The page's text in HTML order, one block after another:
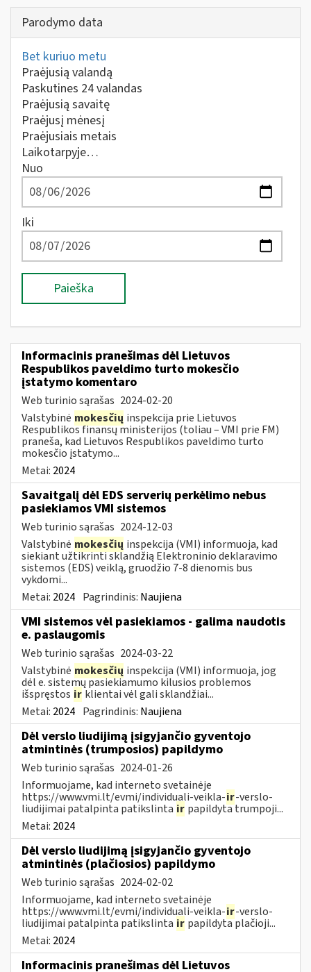
Parodymo data
Bet kuriuo metu
Praėjusią valandą
Paskutines 24 valandas
Praėjusią savaitę
Praėjusį mėnesį
Praėjusiais metais
Laikotarpyje…
Nuo
Iki
Paieška
Informacinis pranešimas dėl Lietuvos
Respublikos paveldimo turto mokesčio
įstatymo komentaro
Web turinio sąrašas 2024-02-20
Valstybinė mokesčių inspekcija prie Lietuvos
Respublikos finansų ministerijos (toliau – VMI prie FM)
praneša, kad Lietuvos Respublikos paveldimo turto
mokesčio įstatymo...
Metai: 2024
Savaitgalį dėl EDS serverių perkėlimo nebus
pasiekiamos VMI sistemos
Web turinio sąrašas 2024-12-03
Valstybinė mokesčių inspekcija (VMI) informuoja, kad
siekiant užtikrinti sklandžią Elektroninio deklaravimo
sistemos (EDS) veiklą, gruodžio 7-8 dienomis bus
vykdomi...
Metai: 2024 Pagrindinis: Naujiena
VMI sistemos vėl pasiekiamos - galima naudotis
e. paslaugomis
Web turinio sąrašas 2024-03-22
Valstybinė mokesčių inspekcija (VMI) informuoja, jog
dėl e. sistemų pasiekiamumo kilusios problemos
išspręstos ir klientai vėl gali sklandžiai...
Metai: 2024 Pagrindinis: Naujiena
Dėl verslo liudijimą įsigyjančio gyventojo
atmintinės (trumposios) papildymo
Web turinio sąrašas 2024-01-26
Informuojame, kad interneto svetainėje
https://www.vmi.lt/evmi/individuali-veikla-ir-verslo-
liudijimai patalpinta patikslinta ir papildyta trumpoji...
Metai: 2024
Dėl verslo liudijimą įsigyjančio gyventojo
atmintinės (plačiosios) papildymo
Web turinio sąrašas 2024-02-02
Informuojame, kad interneto svetainėje
https://www.vmi.lt/evmi/individuali-veikla-ir-verslo-
liudijimai patalpinta patikslinta ir papildyta plačioji...
Metai: 2024
Informacinis pranešimas dėl Lietuvos